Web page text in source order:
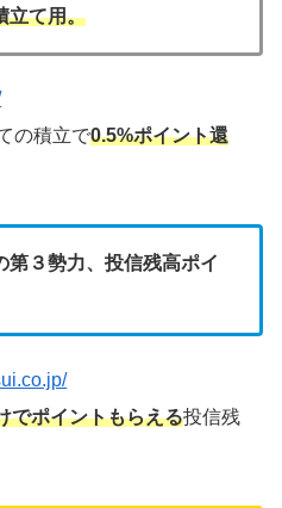
立て用。
の積立で0.5%ポイント還
第３勢力、投信残高ポイ
でポイントもらえる投信残